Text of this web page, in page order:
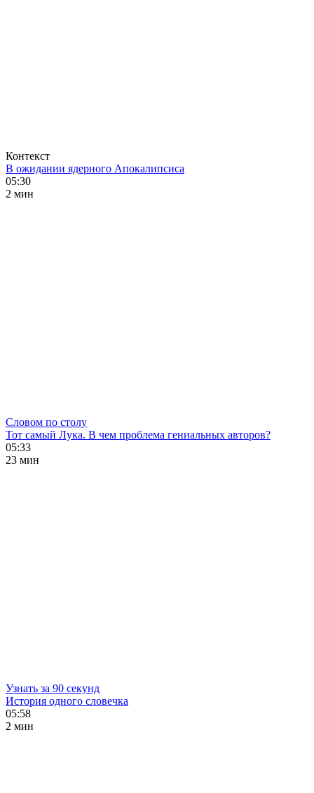
Контекст
В ожидании ядерного Апокалипсиса
05:30
2 мин
Словом по столу
Тот самый Лука. В чем проблема гениальных авторов?
05:33
23 мин
Узнать за 90 секунд
История одного словечка
05:58
2 мин